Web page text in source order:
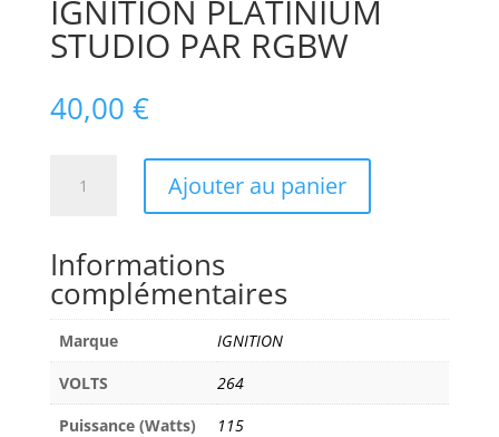
IGNITION PLATINIUM
STUDIO PAR RGBW
40,00 €
STUDIO
PAR
RGBW
Ajouter au panier
Informations
complémentaires
Marque
IGNITION
VOLTS
264
Puissance (Watts)
115